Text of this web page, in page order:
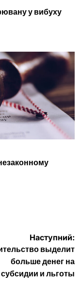
у вибуху
Наступний:
выделит
больше денег на
субсидии и льготы